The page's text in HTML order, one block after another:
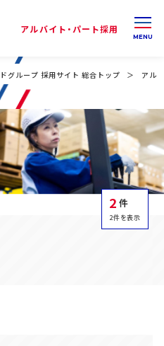
アルバイト・パート採用
グループ 採用サイト 総合トップ アル
2 件
2件を表示